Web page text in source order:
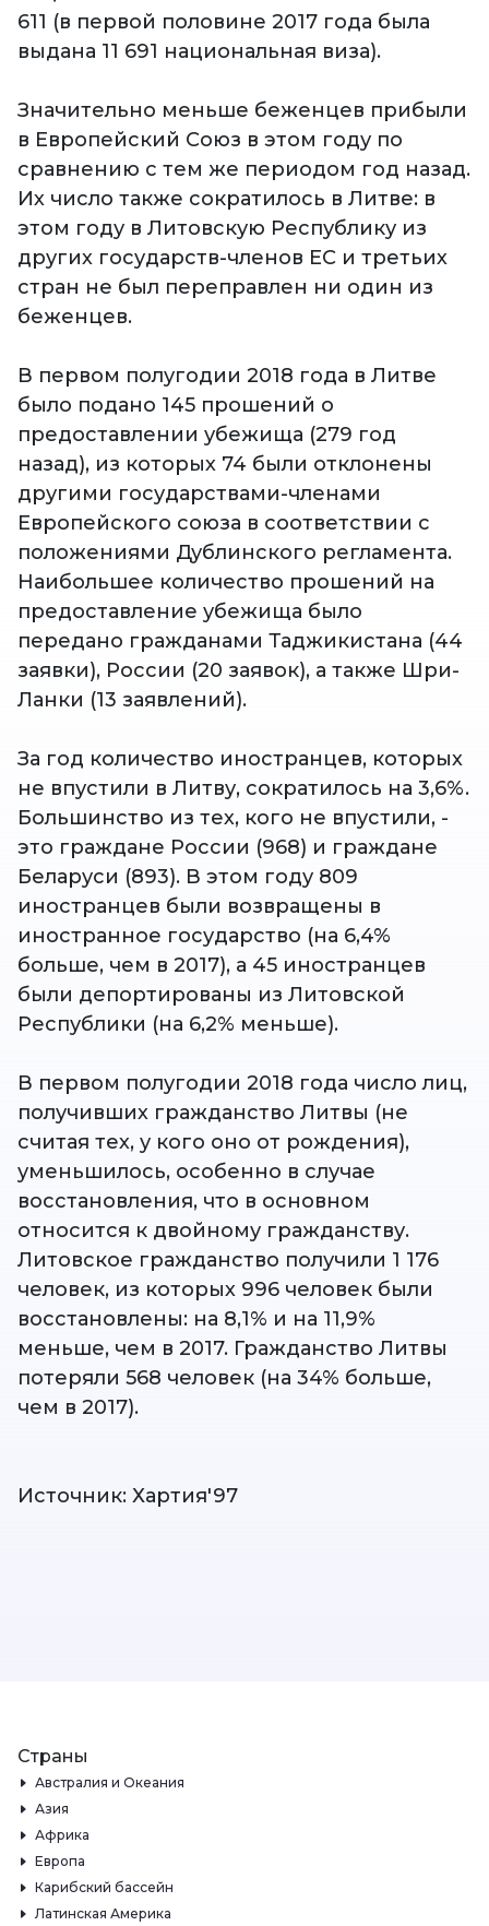
611 (в первой половине 2017 года была
выдана 11 691 национальная виза).
Значительно меньше беженцев прибыли
в Европейский Союз в этом году по
сравнению с тем же периодом год назад.
Их число также сократилось в Литве: в
этом году в Литовскую Республику из
других государств-членов ЕС и третьих
стран не был переправлен ни один из
беженцев.
В первом полугодии 2018 года в Литве
было подано 145 прошений о
предоставлении убежища (279 год
назад), из которых 74 были отклонены
другими государствами-членами
Европейского союза в соответствии с
положениями Дублинского регламента.
Наибольшее количество прошений на
предоставление убежища было
передано гражданами Таджикистана (44
заявки), России (20 заявок), а также Шри-
Ланки (13 заявлений).
За год количество иностранцев, которых
не впустили в Литву, сократилось на 3,6%.
Большинство из тех, кого не впустили, -
это граждане России (968) и граждане
Беларуси (893). В этом году 809
иностранцев были возвращены в
иностранное государство (на 6,4%
больше, чем в 2017), а 45 иностранцев
были депортированы из Литовской
Республики (на 6,2% меньше).
В первом полугодии 2018 года число лиц,
получивших гражданство Литвы (не
считая тех, у кого оно от рождения),
уменьшилось, особенно в случае
восстановления, что в основном
относится к двойному гражданству.
Литовское гражданство получили 1 176
человек, из которых 996 человек были
восстановлены: на 8,1% и на 11,9%
меньше, чем в 2017. Гражданство Литвы
потеряли 568 человек (на 34% больше,
чем в 2017).
Источник: Хартия'97
Страны
Австралия и Океания
Азия
Африка
Европа
Карибский бассейн
Латинская Америка